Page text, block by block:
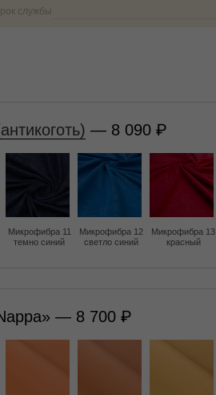
службы
— 8 090
Микрофибра 11
темно синий
Микрофибра 12
светло синий
Микрофибра 13
красный
— 8 700